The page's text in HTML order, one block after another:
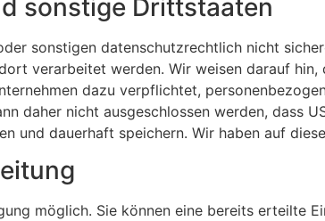
sonstige Dritt­staaten
sonstigen daten­schutz­recht­lich nicht
verar­beitet werden. Wir weisen darauf
dazu verpflichtet,
daher nicht ausge­schlossen werden, dass
und dauerhaft speichern. Wir haben auf
möglich. Sie können eine bereits erteilte